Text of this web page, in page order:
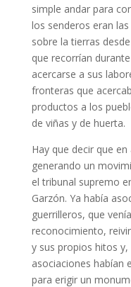
simple andar para
los senderos eran
sobre la tierras
que recorrían
acercarse a sus
fronteras que
productos a los
de viñas y de huerta.
Hay que decir que
generando un
el tribunal supremo
Garzón. Ya había
guerrilleros, que
reconocimiento,
y sus propios hitos
asociaciones habían
para erigir un